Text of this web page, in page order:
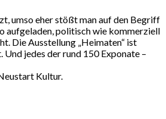
umso eher stößt man auf den Begriff
aufgeladen, politisch wie kommerziell
Die Ausstellung „Heimaten“ ist
jedes der rund 150 Exponate –
Kultur.